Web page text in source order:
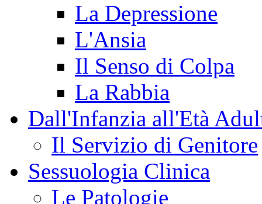
La Depressione
L'Ansia
Il Senso di Colpa
La Rabbia
Dall'Infanzia all'Età
Il Servizio di Genitore
Sessuologia Clinica
Le Patologie